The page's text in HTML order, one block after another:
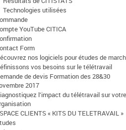
Technologies utilisées
YouTube CITICA
Form
nos logiciels pour études de
vos besoins sur le télétravail
de devis Formation des 28&30
2017
l’impact du télétravail sur votre
CLIENTS « KITS DU TELETRAVAIL »